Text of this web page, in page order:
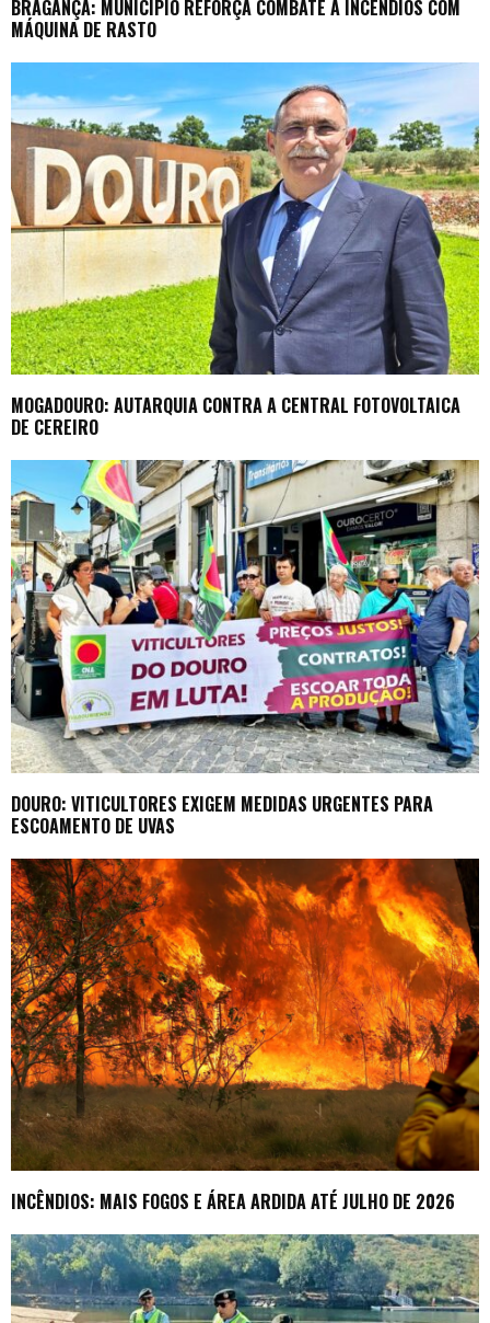
BRAGANÇA: MUNICÍPIO REFORÇA COMBATE A INCÊNDIOS COM
MÁQUINA DE RASTO
MOGADOURO: AUTARQUIA CONTRA A CENTRAL FOTOVOLTAICA
DE CEREIRO
DOURO: VITICULTORES EXIGEM MEDIDAS URGENTES PARA
ESCOAMENTO DE UVAS
INCÊNDIOS: MAIS FOGOS E ÁREA ARDIDA ATÉ JULHO DE 2026